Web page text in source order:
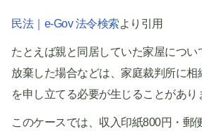
民法｜e-Gov 法令検索より引用
たとえば親と同居していた家屋につい
放棄した場合などは、家庭裁判所に相
を申し立てる必要が生じることがあり
このケースでは、収入印紙800円・郵